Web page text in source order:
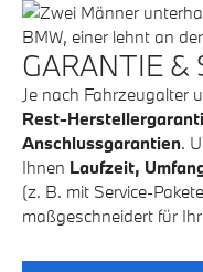
GARANTIE &
Je nach Fahrzeugalter
Rest-
Anschlussgarantien.
Ihnen Laufzeit,
(z. B. mit Service-
maßgeschneidert für